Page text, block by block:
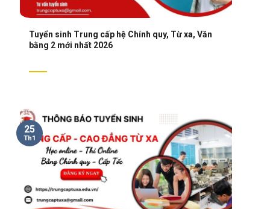
Tuyển sinh Trung cấp hệ Chính quy, Từ xa, Văn
bằng 2 mới nhất 2026
25
Th1